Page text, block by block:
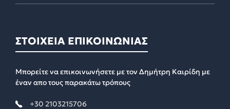
ΣΤΟΙΧΕΙΑ ΕΠΙΚΟΙΝΩΝΙΑΣ
Μπορείτε να επικοινωνήσετε με τον Δημήτρη Καιρίδη με
έναν απο τους παρακάτω τρόπους
+30 2103215706